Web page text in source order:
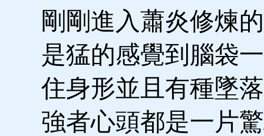
剛剛進入蕭炎修煉
是猛的感覺到腦袋
住身形並且有種墜
強者心頭都是一片